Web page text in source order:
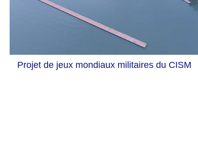
Projet de jeux mondiaux militaires du CISM